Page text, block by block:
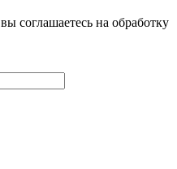
соглашаетесь на обработку